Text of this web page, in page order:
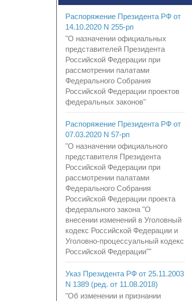
Распоряжение Президента РФ от
14.10.2020 N 255-рп
"О назначении официальных
представителей Президента
Российской Федерации при
рассмотрении палатами
Федерального Собрания
Российской Федерации проектов
федеральных законов"
Распоряжение Президента РФ от
07.03.2020 N 57-рп
"О назначении официального
представителя Президента
Российской Федерации при
рассмотрении палатами
Федерального Собрания
Российской Федерации проекта
федерального закона "О
внесении изменений в Уголовный
кодекс Российской Федерации и
Уголовно-процессуальный кодекс
Российской Федерации""
Указ Президента РФ от 25.11.2003
N 1389 (ред. от 11.08.2018)
"Об изменении и признании